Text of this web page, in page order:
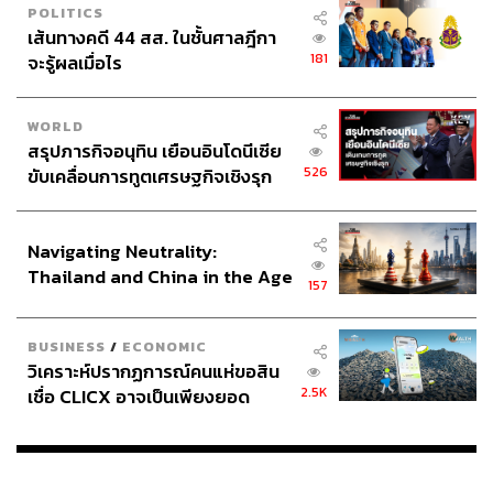
POLITICS
เส้นทางคดี 44 สส. ในชั้นศาลฎีกา
จะรู้ผลเมื่อไร
181
WORLD
สรุปภารกิจอนุทิน เยือนอินโดนีเซีย
ขับเคลื่อนการทูตเศรษฐกิจเชิงรุก
526
Navigating Neutrality:
Thailand and China in the Age
157
BUSINESS / ECONOMIC
วิเคราะห์ปรากฏการณ์คนแห่ขอสิน
เชื่อ CLICX อาจเป็นเพียงยอด
เรือนไทยที่ถูกซุกไว้
2.5K